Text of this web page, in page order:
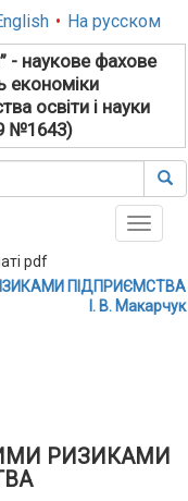
• На русском
- наукове фахове
економіки
освіти і науки
№1643)
Toggle
ПІДПРИЄМСТВА
І. В. Макарчук
РИЗИКАМИ